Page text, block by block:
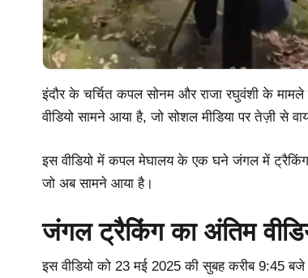
इंदौर के चर्चित कपल सोनम और राजा रघुवंशी के
वीडियो सामने आया है, जो सोशल मीडिया पर तेज़ी से
इस वीडियो में कपल मेघालय के एक घने जंगल में ट्रैकिंग
जो अब सामने आया है।
जंगल ट्रैकिंग का अंतिम
इस वीडियो को 23 मई 2025 की सुबह करीब 9:45